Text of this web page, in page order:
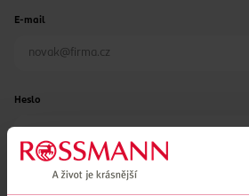
E-mail
Heslo